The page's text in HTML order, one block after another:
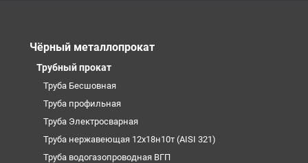
Чёрный металлопрокат
Трубный прокат
Труба Бесшовная
Труба профильная
Труба Электросварная
Труба нержавеющая 12х18н10т (AISI 321)
Труба водогазопроводная ВГП